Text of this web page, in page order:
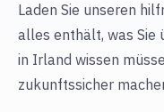
Laden Sie unseren
alles enthält, was Sie
in Irland wissen
zukunftssicher